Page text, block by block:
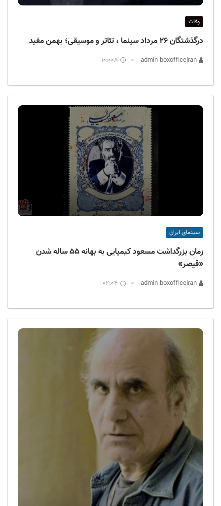
وفات
درگذشتگان ۲۶ مرداد سینما ، تئاتر و موسیقی؛ بهمن مفید
10:008
سینمای ایران
زمان بزرگداشت مسعود کیمیایی به بهانه ۵۵ ساله شدن
«قیصر»
02:04